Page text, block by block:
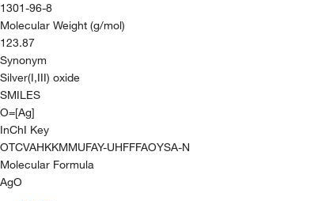
1301-96-8
Molecular Weight (g/mol)
123.87
Synonym
Silver(I,III) oxide
SMILES
O=[Ag]
InChI Key
OTCVAHKKMMUFAY-UHFFFAOYSA-N
Molecular Formula
AgO